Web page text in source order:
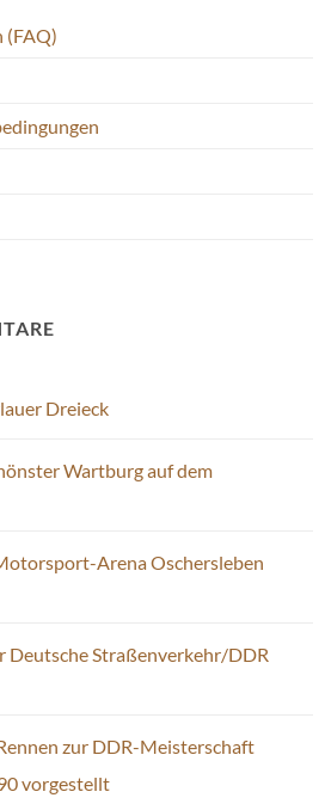
(FAQ)
Dreieck
Wartburg auf dem
Arena Oschersleben
Deutsche Straßenverkehr/DDR
zur DDR-Meisterschaft
vorgestellt